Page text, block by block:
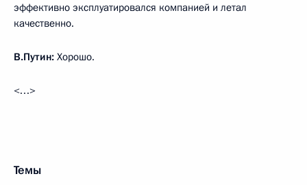
эффективно эксплуатировался компанией и летал
качественно.
В.Путин: Хорошо.
<…>
Темы